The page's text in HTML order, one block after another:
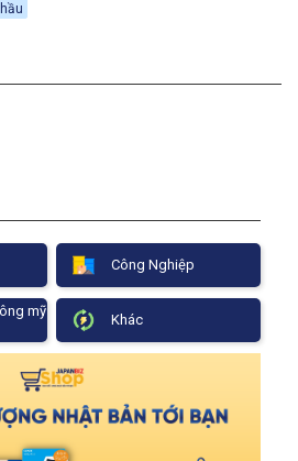
Công Nghiệp
mỹ
Khác